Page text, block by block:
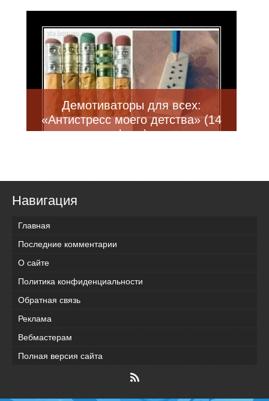
Демотиваторы для всех:
«Антистресс моего детства» (14
фото)
Навигация
Главная
Последние комментарии
О сайте
Политика конфиденциальности
Обратная связь
Реклама
Вебмастерам
Полная версия сайта